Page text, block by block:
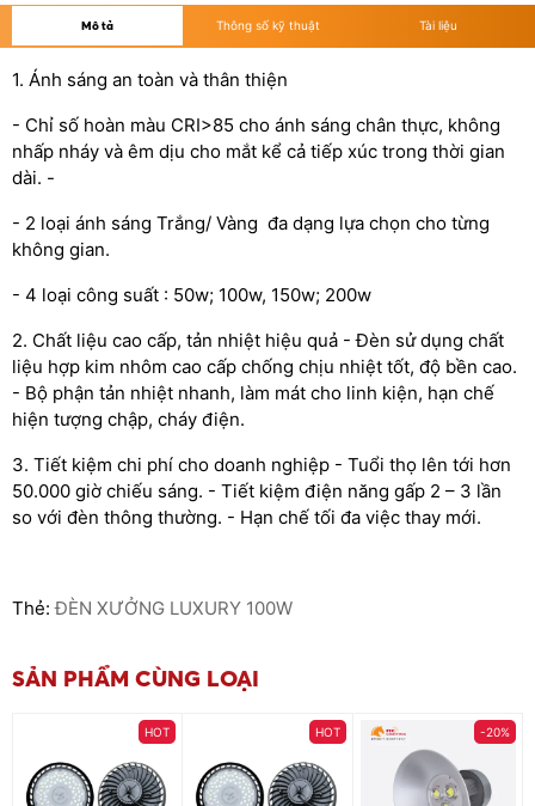
Mô tả Thông số kỹ thuật Tài liệu
1. Ánh sáng an toàn và thân thiện
- Chỉ số hoàn màu CRI>85 cho ánh sáng chân thực, không
nhấp nháy và êm dịu cho mắt kể cả tiếp xúc trong thời gian
dài. -
- 2 loại ánh sáng Trắng/ Vàng đa dạng lựa chọn cho từng
không gian.
- 4 loại công suất : 50w; 100w, 150w; 200w
2. Chất liệu cao cấp, tản nhiệt hiệu quả - Đèn sử dụng chất
liệu hợp kim nhôm cao cấp chống chịu nhiệt tốt, độ bền cao.
- Bộ phận tản nhiệt nhanh, làm mát cho linh kiện, hạn chế
hiện tượng chập, cháy điện.
3. Tiết kiệm chi phí cho doanh nghiệp - Tuổi thọ lên tới hơn
50.000 giờ chiếu sáng. - Tiết kiệm điện năng gấp 2 – 3 lần
so với đèn thông thường. - Hạn chế tối đa việc thay mới.
Thẻ:ĐÈN XƯỞNG LUXURY 100W
SẢN PHẨM CÙNG LOẠI
HOT HOT -20%